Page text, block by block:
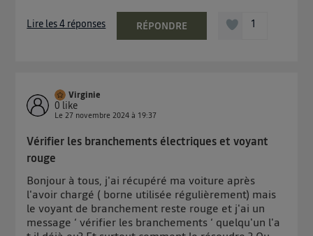
Lire les 4 réponses RÉPONDRE 1
Virginie
0like
Le27 novembre 2024 à 19:37
Vérifier les branchements électriques et voyant
rouge
Bonjour à tous, j'ai récupéré ma voiture après
l'avoir chargé ( borne utilisée régulièrement) mais
le voyant de branchement reste rouge et j'ai un
message ‘ vérifier les branchements ‘ quelqu'un l'a